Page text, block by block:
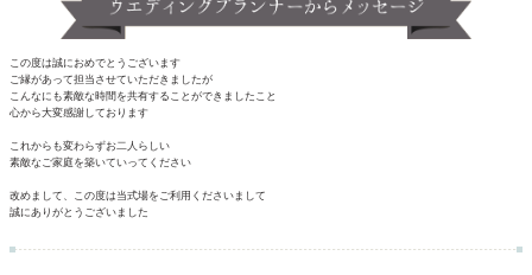
この度は誠におめでとうございます
ご縁があって担当させていただきましたが
こんなにも素敵な時間を共有することができましたこと
心から大変感謝しております
これからも変わらずお二人らしい
素敵なご家庭を築いていってください
改めまして、この度は当式場をご利用くださいまして
誠にありがとうございました